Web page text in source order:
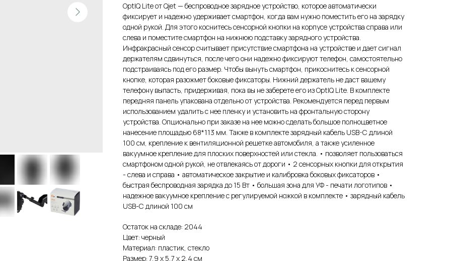
OptIQ Lite от Qjet — беспроводное зарядное устройство, которое автоматически
фиксирует и надежно удерживает смартфон, когда вам нужно поместить его на зарядку
одной рукой. Для этого коснитесь сенсорной кнопки на корпусе устройства справа или
слева и поместите смартфон на нижнюю подставку зарядного устройства.
Инфракрасный сенсор считывает присутствие смартфона на устройстве и дает сигнал
держателям сдвинуться, после чего они надежно фиксируют телефон, самостоятельно
подстраиваясь под его размер. Чтобы вынуть смартфон, прикоснитесь к сенсорной
кнопке, которая разожмет боковые фиксаторы. Нижний держатель не даст вашему
телефону выпасть, придерживая, пока вы не заберете его из OptIQ Lite. В комплекте
передняя панель упакована отдельно от устройства. Рекомендуется перед первым
использованием удалить с нее пленку и установить на фронтальную сторону
устройства. Опционально при заказе на нее можно сделать большое полноцветное
нанесение площадью 68*113 мм. Также в комплекте зарядный кабель USB-C длиной
100 см, крепление к вентиляционной решетке автомобиля, а также усиленное
вакуумное крепление для плоских поверхностей или стекла. • позволяет пользоваться
смартфоном одной рукой, не отвлекаясь от дороги • 2 сенсорных кнопки для открытия
- слева и справа • автоматическое закрытие и калибровка боковых фиксаторов •
быстрая беспроводная зарядка до 15 Вт • большая зона для УФ - печати логотипов •
надежное вакуумное крепление с регулируемой ножкой в комплекте • зарядный кабель
USB-С длиной 100 см
Остаток на складе: 2044
Цвет: черный
Материал: пластик, стекло
Размер: 7,9 х 5,7 х 2,4 см